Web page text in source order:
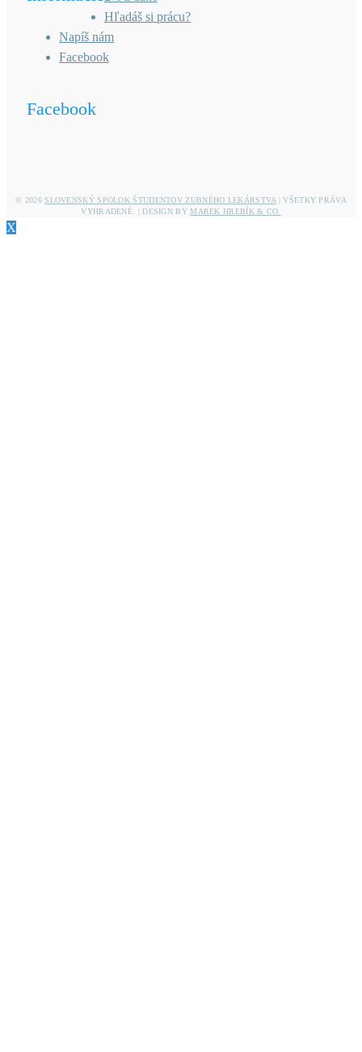
Hľadáš si prácu?
Napíš nám
Facebook
Facebook
© 2026SLOVENSKÝ SPOLOK ŠTUDENTOV ZUBNÉHO LEKÁRSTVA | VŠETKY PRÁVA
VYHRADENÉ. | DESIGN BYMAREK HREBÍK & CO.
X